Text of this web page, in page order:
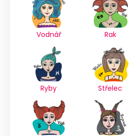
Vodnář Rak
Ryby Střelec